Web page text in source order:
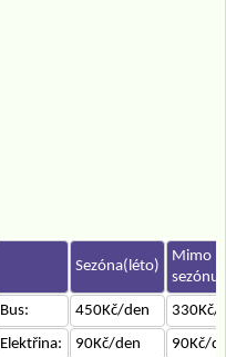
Sezóna(léto)
Mimo
sezónu
Bus: 450Kč/den
330Kč/
Elektřina: 90Kč/den
90Kč/